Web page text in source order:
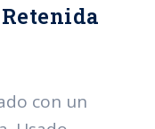
con un